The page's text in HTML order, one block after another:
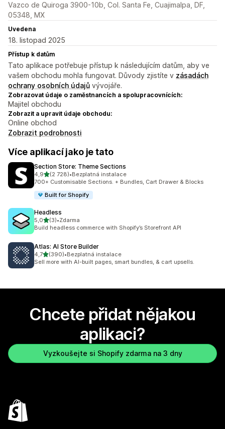
Vazco de Quiroga 3900-10b, Col. Santa Fe, Cuajimalpa, DF,
05348, MX
Uvedena
18. listopad 2025
Přístup k datům
Tato aplikace potřebuje přístup k následujícím datům, aby ve
vašem obchodu mohla fungovat. Důvody zjistíte v zásadách
ochrany osobních údajů vývojáře.
Zobrazovat údaje o zaměstnancích a spolupracovnících:
Majitel obchodu
Zobrazit a upravit údaje obchodu:
Online obchod
Zobrazit podrobnosti
Více aplikací jako je tato
Section Store: Theme Sections
4,9z 5 hvězd
(2 728)
Celkový počet recenzí: 2728
•Bezplatná instalace
700+ Customisable Sections. + Bundles, Cart Drawer & Blocks
Built for Shopify
Headless
5,0z 5 hvězd
(3)
Celkový počet recenzí: 3
•Zdarma
Build headless commerce with Shopify’s Storefront API
Atlas: AI Store Builder
4,7z 5 hvězd
(390)
Celkový počet recenzí: 390
•Bezplatná instalace
Sell more with AI-built pages, smart bundles, & cart upsells.
Chcete přidat nějakou
aplikaci?
Vyzkoušejte si Shopify zdarma na 3 dny